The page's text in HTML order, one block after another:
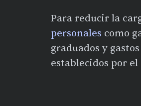
Para reducir la
personales como
graduados y
establecidos por el